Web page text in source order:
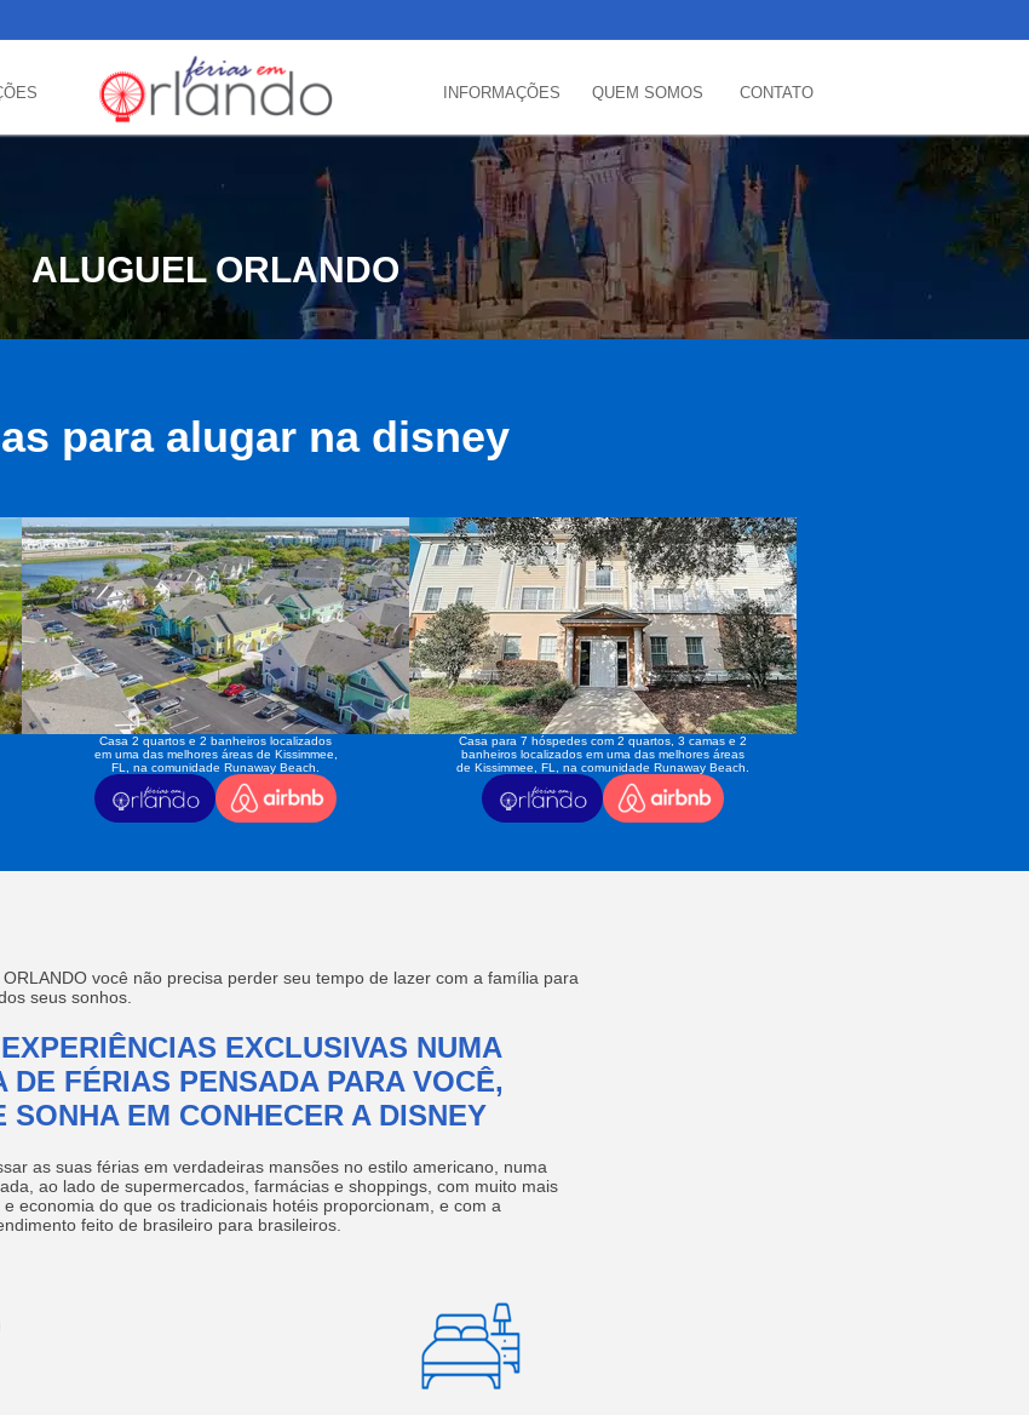
INFORMAÇÕES QUEM SOMOS CONTATO
ALUGUEL ORLANDO
para alugar na disney
Casa 2 quartos e 2 banheiros localizados
em uma das melhores áreas de Kissimmee,
FL, na comunidade Runaway Beach.
Casa para 7 hóspedes com 2 quartos, 3 camas e 2
banheiros localizados em uma das melhores áreas
de Kissimmee, FL, na comunidade Runaway Beach.
você não precisa perder seu tempo de lazer com a família para
seus sonhos.
EXCLUSIVAS NUMA
DE FÉRIAS PENSADA PARA VOCÊ,
SONHA EM CONHECER A DISNEY
as suas férias em verdadeiras mansões no estilo americano, numa
ao lado de supermercados, farmácias e shoppings, com muito mais
economia do que os tradicionais hotéis proporcionam, e com a
feito de brasileiro para brasileiros.